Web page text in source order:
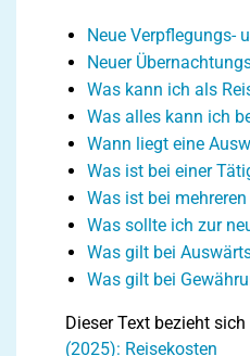
Neue Verpflegungs-
Neuer
Was kann ich als
Was alles kann ich
Wann liegt eine
Was ist bei einer
Was ist bei
Was sollte ich zur
Was gilt bei
Was gilt bei
Dieser Text bezieht
(2025): Reisekosten